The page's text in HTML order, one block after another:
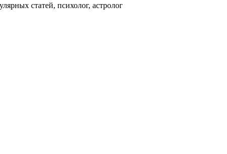
статей, психолог, астролог